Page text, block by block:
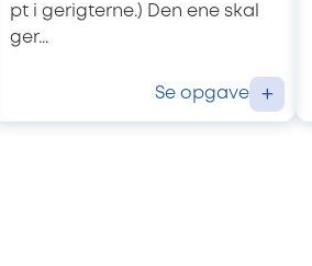
pt i gerigterne.) Den ene skal
ger...
Se opgave +